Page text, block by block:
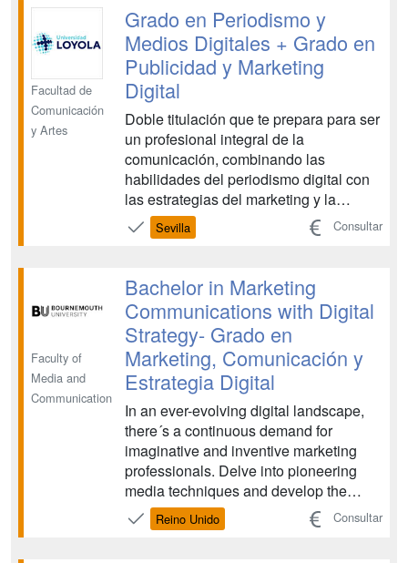
trata de una formación que integra dos
ámbitos, el de la em...
Facultad de
Comunicación
y Artes
Grado en Periodismo y
Medios Digitales + Grado en
Publicidad y Marketing
Digital
Doble titulación que te prepara para ser
un profesional integral de la
comunicación, combinando las
habilidades del periodismo digital con
las estrategias del marketing y la
publicidad. Domina la creación de
contenidos, la gestión de medios
persuasiva....
Sevilla Consultar
Faculty of
Media and
Communication
Bachelor in Marketing
Communications with Digital
Strategy- Grado en
Marketing, Comunicación y
Estrategia Digital
In an ever-evolving digital landscape,
there´s a continuous demand for
imaginative and inventive marketing
professionals. Delve into pioneering
media techniques and develop the
expertise to enhance brand visibility
and product recognition....
Reino Unido Consultar